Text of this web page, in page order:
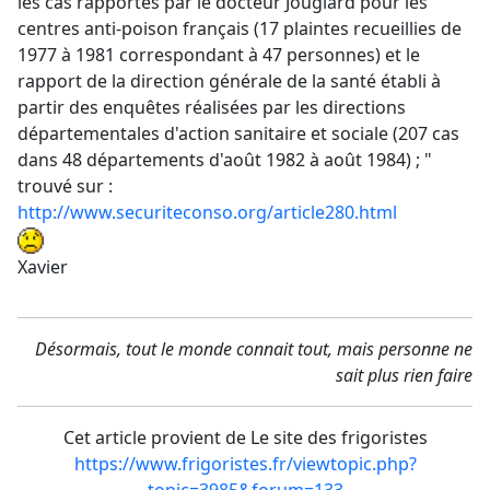
centres anti-poison français (17 plaintes recueillies de
1977 à 1981 correspondant à 47 personnes) et le
rapport de la direction générale de la santé établi à
partir des enquêtes réalisées par les directions
départementales d'action sanitaire et sociale (207 cas
dans 48 départements d'août 1982 à août 1984) ; "
trouvé sur :
http://www.securiteconso.org/article280.html
Xavier
Désormais, tout le monde connait tout, mais personne ne
sait plus rien faire
Cet article provient de Le site des frigoristes
https://www.frigoristes.fr/viewtopic.php?